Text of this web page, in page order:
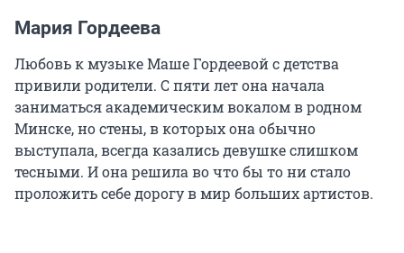
Мария Гордеева
Любовь к музыке Маше Гордеевой с детства
привили родители. С пяти лет она начала
заниматься академическим вокалом в родном
Минске, но стены, в которых она обычно
выступала, всегда казались девушке слишком
тесными. И она решила во что бы то ни стало
проложить себе дорогу в мир больших артистов.